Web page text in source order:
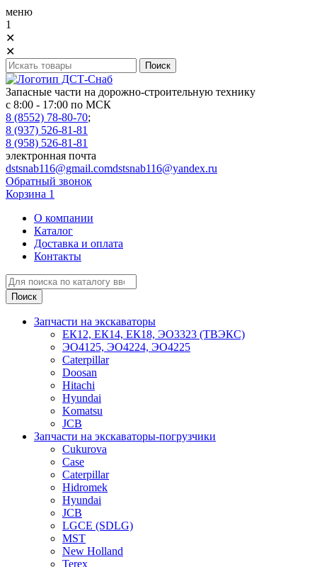
меню
1
✕
✕
Запасные части на дорожно-строительную технику
с 8:00 - 17:00 по МСК
8 (8552) 78-80-70;
8 (937) 526-81-81
8 (958) 526-81-81
электронная почта
dstsnab116@gmail.comdstsnab116@yandex.ru
Обратный звонок
Корзина 1
О компании
Каталог
Доставка и оплата
Контакты
Запчасти на экскаваторы
ЕК12, ЕК14, ЕК18, ЭО3323 (ТВЭКС)
ЭО4125, ЭО4224, ЭО4225
Caterpillar
Doosan
Hitachi
Hyundai
Komatsu
JCB
Запчасти на экскаваторы-погрузчики
Cukurova
Case
Caterpillar
Hidromek
Hyundai
JCB
LGCE (SDLG)
MST
New Holland
Terex